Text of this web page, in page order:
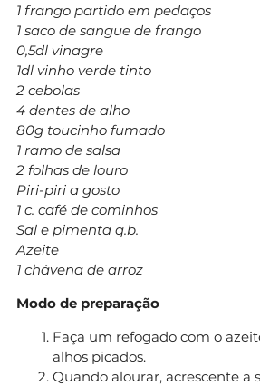
1 frango partido em pedaços
1 saco de sangue de frango
0,5dl vinagre
1dl vinho verde tinto
2 cebolas
4 dentes de alho
80g toucinho fumado
1 ramo de salsa
2 folhas de louro
Piri-piri a gosto
1 c. café de cominhos
Sal e pimenta q.b.
Azeite
1 chávena de arroz
Modo de preparação
Faça um refogado com o
alhos picados.
Quando alourar, acrescente a